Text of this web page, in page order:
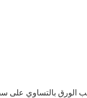
لب الورق بالتساوي